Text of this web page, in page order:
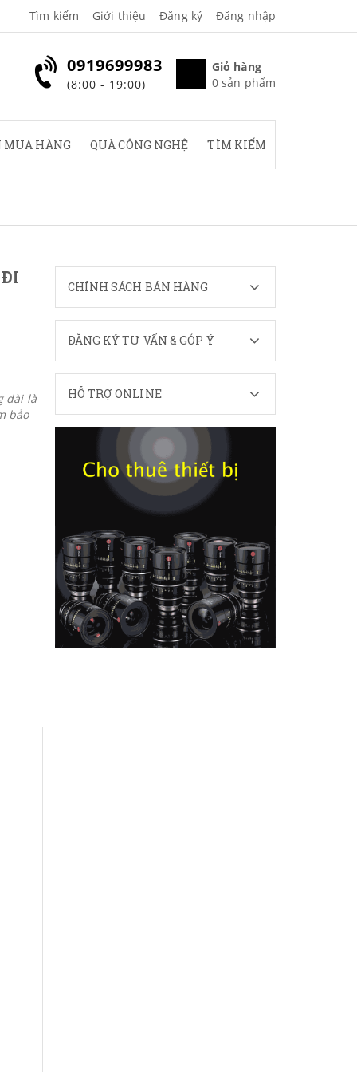
Tìm kiếm Giới thiệu Đăng ký Đăng nhập
Giỏ hàng
0 sản phẩm
0919699983
(8:00 - 19:00)
MUA HÀNG QUÀ CÔNG NGHỆ TÌM KIẾM
ĐI
dài là
bảo
CHÍNH SÁCH BÁN HÀNG
ĐĂNG KÝ TƯ VẤN & GÓP Ý
HỖ TRỢ ONLINE